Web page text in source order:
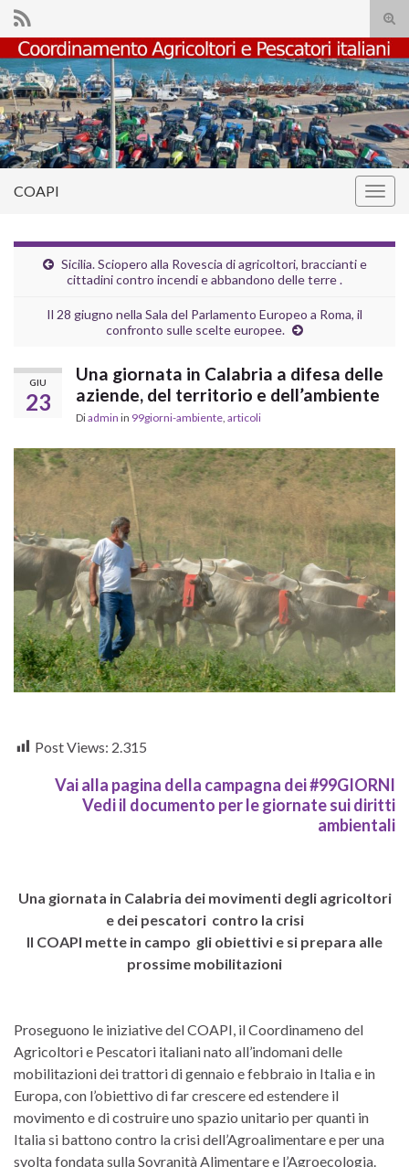
il
di
Search for:
COAPI
Sicilia. Sciopero alla Rovescia di agricoltori, braccianti e
cittadini contro incendi e abbandono delle terre .
Il 28 giugno nella Sala del Parlamento Europeo a Roma, il
confronto sulle scelte europee.
GIU
23
Una giornata in Calabria a difesa delle
aziende, del territorio e dell’ambiente
Diadmin in 99giorni-ambiente, articoli
Post Views: 2.315
Vai alla pagina della campagna dei #99GIORNI
Vedi il documento per le giornate sui diritti
ambientali
Una giornata in Calabria dei movimenti degli agricoltori
e dei pescatori contro la crisi
Il COAPI mette in campo gli obiettivi e si prepara alle
prossime mobilitazioni
Proseguono le iniziative del COAPI, il Coordinameno del
Agricoltori e Pescatori italiani nato all’indomani delle
mobilitazioni dei trattori di gennaio e febbraio in Italia e in
Europa, con l’obiettivo di far crescere ed estendere il
movimento e di costruire uno spazio unitario per quanti in
Italia si battono contro la crisi dell’Agroalimentare e per una
svolta fondata sulla Sovranità Alimentare e l’Agroecologia.